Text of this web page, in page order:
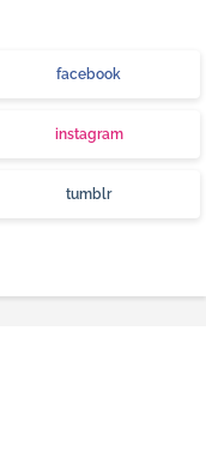
facebook
instagram
tumblr